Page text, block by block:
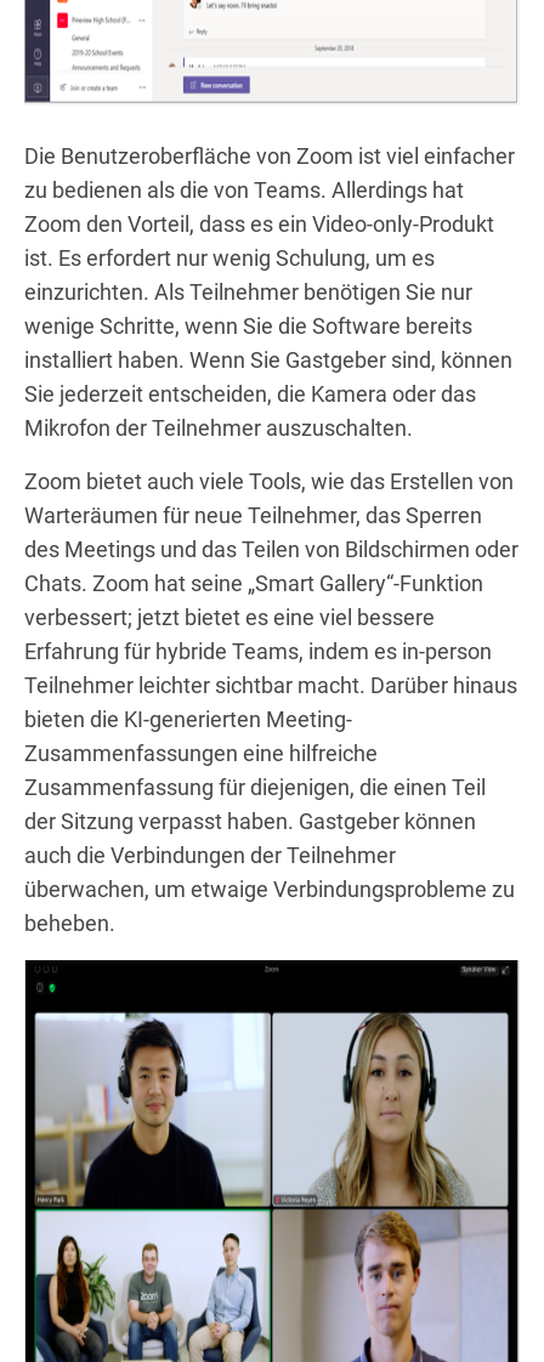
Die Benutzeroberfläche von Zoom ist viel einfacher
zu bedienen als die von Teams. Allerdings hat
Zoom den Vorteil, dass es ein Video-only-Produkt
ist. Es erfordert nur wenig Schulung, um es
einzurichten. Als Teilnehmer benötigen Sie nur
wenige Schritte, wenn Sie die Software bereits
installiert haben. Wenn Sie Gastgeber sind, können
Sie jederzeit entscheiden, die Kamera oder das
Mikrofon der Teilnehmer auszuschalten.
Zoom bietet auch viele Tools, wie das Erstellen von
Warteräumen für neue Teilnehmer, das Sperren
des Meetings und das Teilen von Bildschirmen oder
Chats. Zoom hat seine „Smart Gallery“-Funktion
verbessert; jetzt bietet es eine viel bessere
Erfahrung für hybride Teams, indem es in-person
Teilnehmer leichter sichtbar macht. Darüber hinaus
bieten die KI-generierten Meeting-
Zusammenfassungen eine hilfreiche
Zusammenfassung für diejenigen, die einen Teil
der Sitzung verpasst haben. Gastgeber können
auch die Verbindungen der Teilnehmer
überwachen, um etwaige Verbindungsprobleme zu
beheben.